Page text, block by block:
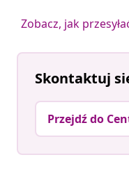
Zobacz, jak
Skontaktuj
Przejdź do